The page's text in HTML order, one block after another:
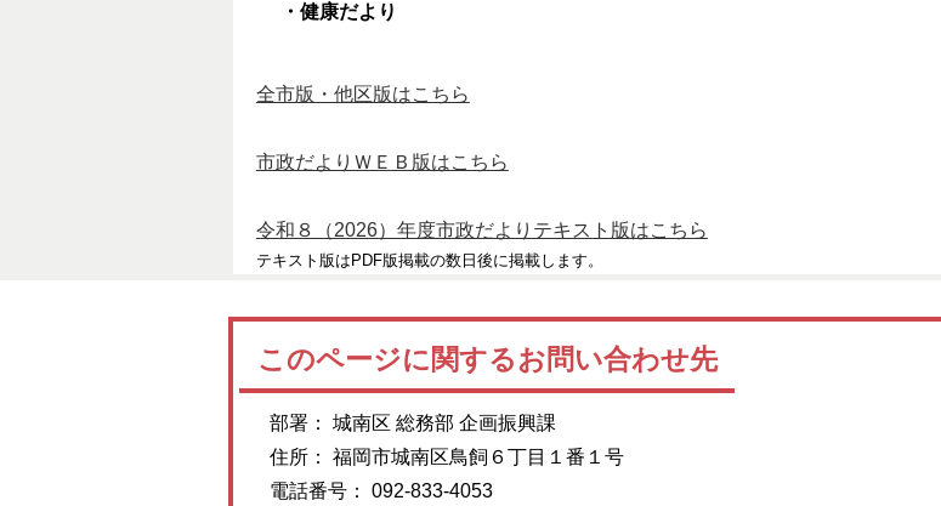
・健康だより
全市版・他区版はこちら
市政だよりＷＥＢ版はこちら
令和８（2026）年度市政だよりテキスト版はこちら
テキスト版はPDF版掲載の数日後に掲載します。
このページに関するお問い合わせ先
部署： 城南区 総務部 企画振興課
住所： 福岡市城南区鳥飼６丁目１番１号
電話番号： 092-833-4053